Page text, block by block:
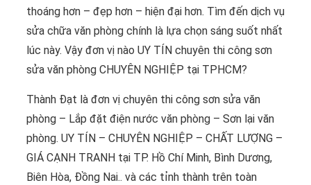
thoáng hơn – đẹp hơn – hiện đại hơn. Tìm đến dịch vụ
sửa chữa văn phòng chính là lựa chọn sáng suốt nhất
lúc này. Vậy đơn vị nào UY TÍN chuyên thi công sơn
sửa văn phòng CHUYÊN NGHIỆP tại TPHCM?
Thành Đạt là đơn vị chuyên thi công sơn sửa văn
phòng – Lắp đặt điện nước văn phòng – Sơn lại văn
phòng. UY TÍN – CHUYÊN NGHIỆP – CHẤT LƯỢNG –
GIÁ CẠNH TRANH tại TP. Hồ Chí Minh, Bình Dương,
Biên Hòa, Đồng Nai.. và các tỉnh thành trên toàn